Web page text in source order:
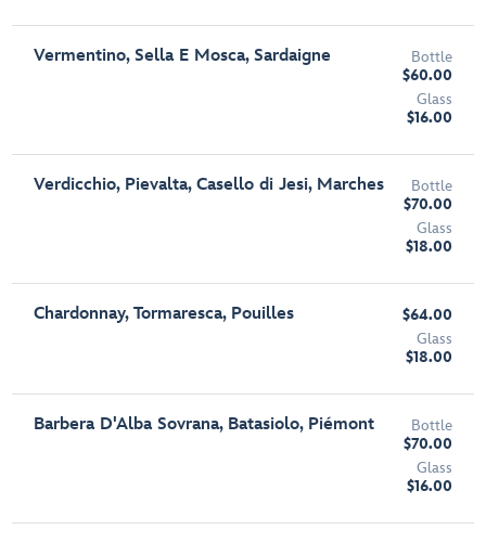
Vermentino, Sella E Mosca, Sardaigne
Bottle
$60.00
Glass
$16.00
Verdicchio, Pievalta, Casello di Jesi, Marches
Bottle
$70.00
Glass
$18.00
Chardonnay, Tormaresca, Pouilles
$64.00
Glass
$18.00
Barbera D'Alba Sovrana, Batasiolo, Piémont
Bottle
$70.00
Glass
$16.00